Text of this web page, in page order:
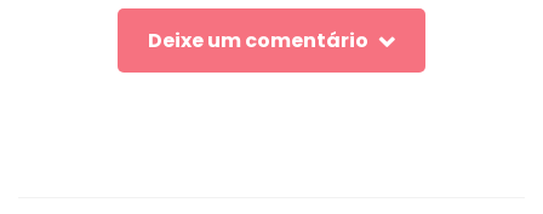
Deixe um comentário